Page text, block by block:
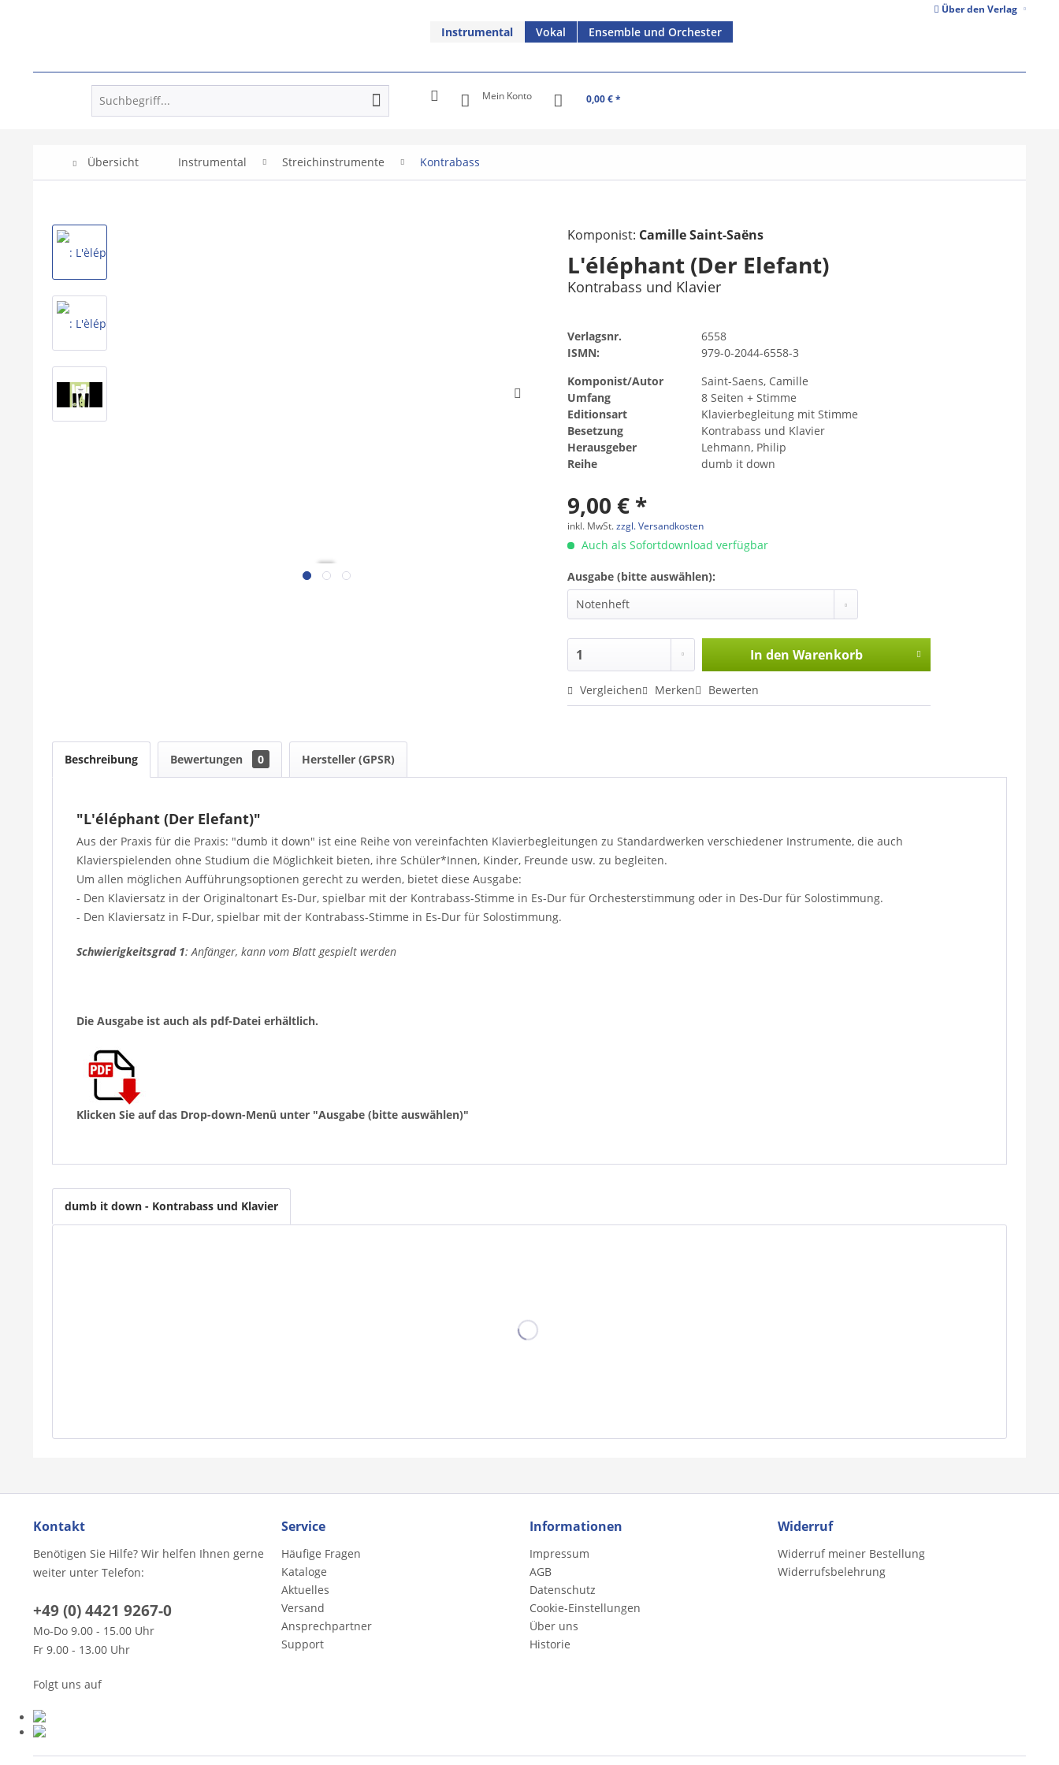
Über den Verlag
Instrumental Vokal Ensemble und Orchester
Mein Konto 0,00 € *
Übersicht Instrumental Streichinstrumente Kontrabass
Komponist: Camille Saint-Saëns
L'éléphant (Der Elefant)
Kontrabass und Klavier
Verlagsnr.
6558
ISMN:
979-0-2044-6558-3
Komponist/Autor
Saint-Saens, Camille
Umfang
8 Seiten + Stimme
Editionsart
Klavierbegleitung mit Stimme
Besetzung
Kontrabass und Klavier
Herausgeber
Lehmann, Philip
Reihe
dumb it down
9,00 € *
inkl. MwSt.zzgl. Versandkosten
Auch als Sofortdownload verfügbar
Ausgabe (bitte auswählen):
In den Warenkorb
Vergleichen Merken Bewerten
Beschreibung Bewertungen 0 Hersteller (GPSR)
"L'éléphant (Der Elefant)"
Aus der Praxis für die Praxis: "dumb it down" ist eine Reihe von vereinfachten Klavierbegleitungen zu Standardwerken verschiedener Instrumente, die auch
Klavierspielenden ohne Studium die Möglichkeit bieten, ihre Schüler*Innen, Kinder, Freunde usw. zu begleiten.
Um allen möglichen Aufführungsoptionen gerecht zu werden, bietet diese Ausgabe:
- Den Klaviersatz in der Originaltonart Es-Dur, spielbar mit der Kontrabass-Stimme in Es-Dur für Orchesterstimmung oder in Des-Dur für Solostimmung.
- Den Klaviersatz in F-Dur, spielbar mit der Kontrabass-Stimme in Es-Dur für Solostimmung.
Schwierigkeitsgrad 1: Anfänger, kann vom Blatt gespielt werden
Die Ausgabe ist auch als pdf-Datei erhältlich.
Klicken Sie auf das Drop-down-Menü unter "Ausgabe (bitte auswählen)"
dumb it down - Kontrabass und Klavier
Kontakt
Benötigen Sie Hilfe? Wir helfen Ihnen gerne
weiter unter Telefon:
+49 (0) 4421 9267-0
Mo-Do 9.00 - 15.00 Uhr
Fr 9.00 - 13.00 Uhr
Folgt uns auf
Service
Häufige Fragen
Kataloge
Aktuelles
Versand
Ansprechpartner
Support
Informationen
Impressum
AGB
Datenschutz
Cookie-Einstellungen
Über uns
Historie
Widerruf
Widerruf meiner Bestellung
Widerrufsbelehrung